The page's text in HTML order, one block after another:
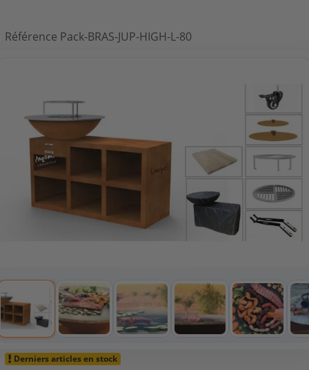
Référence Pack-BRAS-JUP-HIGH-L-80
Derniers articles en stock